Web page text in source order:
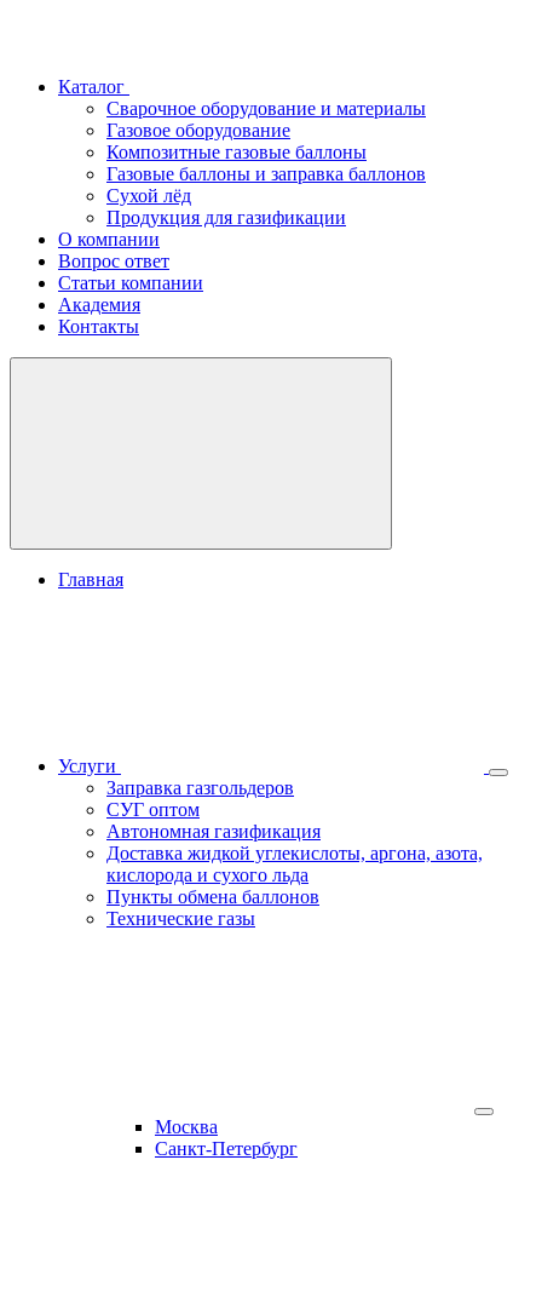
Каталог
Сварочное оборудование и материалы
Газовое оборудование
Композитные газовые баллоны
Газовые баллоны и заправка баллонов
Сухой лёд
Продукция для газификации
О компании
Вопрос ответ
Статьи компании
Академия
Контакты
Главная
Услуги
Заправка газгольдеров
СУГ оптом
Автономная газификация
Доставка жидкой углекислоты, аргона, азота,
кислорода и сухого льда
Пункты обмена баллонов
Технические газы
Москва
Санкт-Петербург